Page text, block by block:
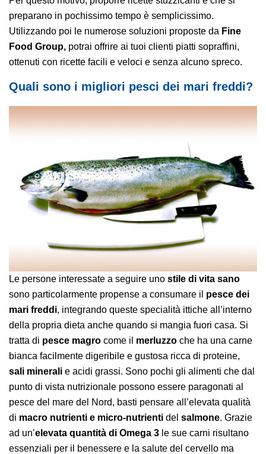
preparano in pochissimo tempo è semplicissimo.
Utilizzando poi le numerose soluzioni proposte da Fine
Food Group, potrai offrire ai tuoi clienti piatti sopraffini,
ottenuti con ricette facili e veloci e senza alcuno spreco.
Quali sono i migliori pesci dei mari freddi?
Le persone interessate a seguire uno stile di vita sano
sono particolarmente propense a consumare il pesce dei
mari freddi, integrando queste specialità ittiche all’interno
della propria dieta anche quando si mangia fuori casa. Si
tratta di pesce magro come il merluzzo che ha una carne
bianca facilmente digeribile e gustosa ricca di proteine,
sali minerali e acidi grassi. Sono pochi gli alimenti che dal
punto di vista nutrizionale possono essere paragonati al
pesce del mare del Nord, basti pensare all’elevata qualità
di macro nutrienti e micro-nutrienti del salmone. Grazie
ad un’elevata quantità di Omega 3 le sue carni risultano
essenziali per il benessere e la salute del cervello ma